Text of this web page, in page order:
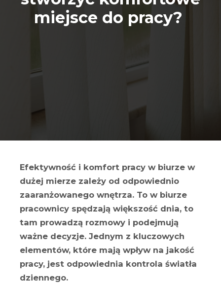
miejsce do pracy?
Efektywność i komfort pracy w biurze w
dużej mierze zależy od odpowiednio
zaaranżowanego wnętrza. To w biurze
pracownicy spędzają większość dnia, to
tam prowadzą rozmowy i podejmują
ważne decyzje. Jednym z kluczowych
elementów, które mają wpływ na jakość
pracy, jest odpowiednia kontrola światła
dziennego.